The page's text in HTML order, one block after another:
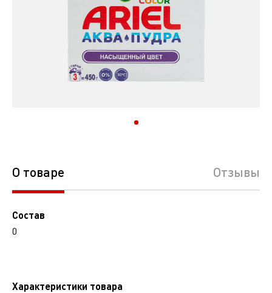
О товаре Отзывы
Состав
0
Характеристики товара